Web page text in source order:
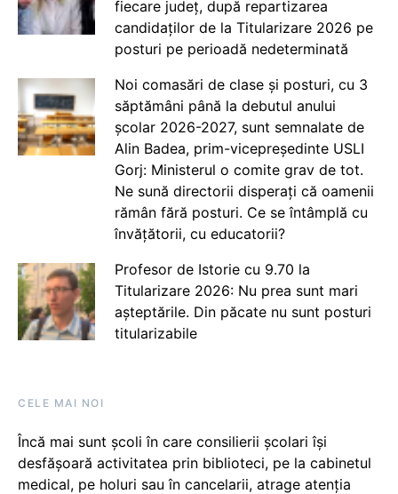
fiecare județ, după repartizarea
candidaților de la Titularizare 2026 pe
posturi pe perioadă nedeterminată
Noi comasări de clase și posturi, cu 3
săptămâni până la debutul anului
școlar 2026-2027, sunt semnalate de
Alin Badea, prim-vicepreședinte USLI
Gorj: Ministerul o comite grav de tot.
Ne sună directorii disperați că oamenii
rămân fără posturi. Ce se întâmplă cu
învățătorii, cu educatorii?
Profesor de Istorie cu 9.70 la
Titularizare 2026: Nu prea sunt mari
așteptările. Din păcate nu sunt posturi
titularizabile
CELE MAI NOI
Încă mai sunt școli în care consilierii școlari își
desfășoară activitatea prin biblioteci, pe la cabinetul
medical, pe holuri sau în cancelarii, atrage atenția